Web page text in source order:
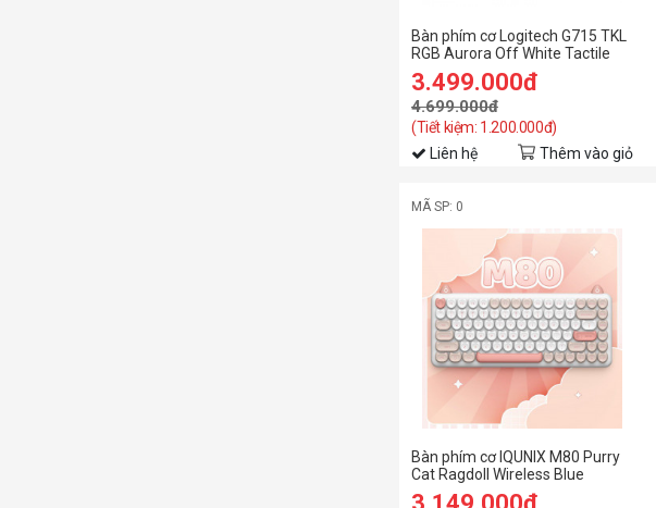
Bàn phím cơ Logitech G715 TKL
RGB Aurora Off White Tactile
(920-010467)
3.499.000đ
4.699.000đ
(Tiết kiệm: 1.200.000đ)
Liên hệ Thêm vào giỏ
MÃ SP: 0
Bàn phím cơ IQUNIX M80 Purry
Cat Ragdoll Wireless Blue
Switch